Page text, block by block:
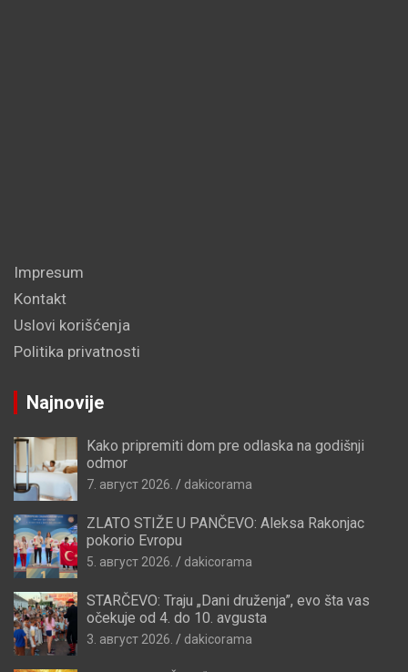
Impresum
Kontakt
Uslovi korišćenja
Politika privatnosti
Najnovije
Kako pripremiti dom pre odlaska na godišnji
odmor
7. август 2026. dakicorama
ZLATO STIŽE U PANČEVO: Aleksa Rakonjac
pokorio Evropu
5. август 2026. dakicorama
STARČEVO: Traju „Dani druženja”, evo šta vas
očekuje od 4. do 10. avgusta
3. август 2026. dakicorama